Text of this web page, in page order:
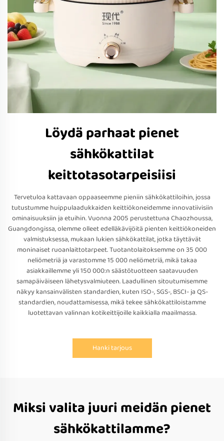
Löydä parhaat pienet
sähkökattilat
keittotasotarpeisiisi
Tervetuloa kattavaan oppaaseemme pieniin sähkökattiloihin, jossa
tutustumme huippulaadukkaiden keittiökoneidemme innovatiivisiin
ominaisuuksiin ja etuihin. Vuonna 2005 perustettuna Chaozhoussa,
Guangdongissa, olemme olleet edelläkävijöitä pienten keittiökoneiden
valmistuksessa, mukaan lukien sähkökattilat, jotka täyttävät
moninaiset ruoanlaittotarpeet. Tuotantolaitoksemme on 35 000
neliömetriä ja varastomme 15 000 neliömetriä, mikä takaa
asiakkaillemme yli 150 000:n säästötuotteen saatavuuden
samapäiväiseen lähetysvalmiuteen. Laadullinen sitoutumisemme
näkyy kansainvälisten standardien, kuten ISO-, SGS-, BSCI- ja QS-
standardien, noudattamisessa, mikä tekee sähkökattiloistamme
luotettavan valinnan kotikeittijoille kaikkialla maailmassa.
Hanki tarjous
Miksi valita juuri meidän pienet
sähkökattilamme?